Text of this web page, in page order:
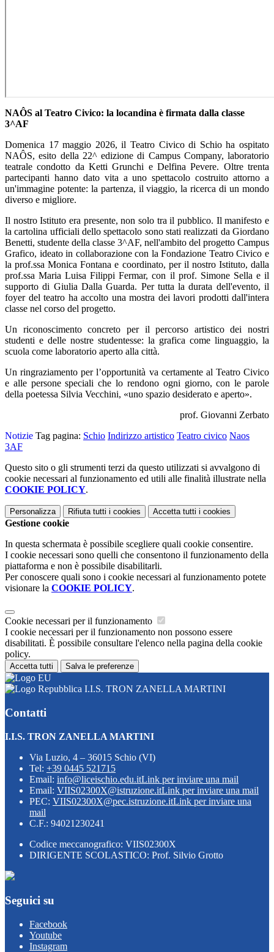
NAÔS al Teatro Civico: la locandina è firmata dalla classe
3^AF
Domenica 17 maggio 2026, il Teatro Civico di Schio ha ospitato
NAÔS, esito della 22^ edizione di Campus Company, laboratorio
teatrale condotto da Ketti Grunchi e Delfina Pevere. Oltre trenta
partecipanti hanno dato vita a uno spettacolo costruito attorno a
un'immagine potente: la partenza, il viaggio, la ricerca di un mondo
diverso e migliore.
Il nostro Istituto era presente, non solo tra il pubblico. Il manifesto e
la cartolina ufficiali dello spettacolo sono stati realizzati da Giordano
Benetti, studente della classe 3^AF, nell'ambito del progetto Campus
Grafico, ideato in collaborazione con la Fondazione Teatro Civico e
la prof.ssa Monica Fontana e coordinato, per il nostro Istituto, dalla
prof.ssa Maria Luisa Filippi Fermar, con il prof. Simone Sella e il
supporto di Giulia Dalla Guarda. Per tutta la durata dell'evento, il
foyer del teatro ha accolto una mostra dei lavori prodotti dall'intera
classe nel corso del progetto.
Un riconoscimento concreto per il percorso artistico dei nostri
studenti e delle nostre studentesse: la grafica come linguaggio, la
scuola come laboratorio aperto alla città.
Un ringraziamento per l’opportunità va certamente al Teatro Civico
e alle persone speciali che lo rendono ogni giorno, con le parole
della poetessa Silvia Vecchini, «uno spazio desiderato e aperto».
prof. Giovanni Zerbato
Notizie Tag pagina: Schio Indirizzo artistico Teatro civico Naos
3AF
Questo sito o gli strumenti terzi da questo utilizzati si avvalgono di
cookie necessari al funzionamento ed utili alle finalità illustrate nella
COOKIE POLICY.
Personalizza Rifiuta tutti i cookies Accetta tutti i cookies
Gestione cookie
In questa schermata è possibile scegliere quali cookie consentire.
I cookie necessari sono quelli che consentono il funzionamento della
piattaforma e non è possibile disabilitarli.
Per conoscere quali sono i cookie necessari al funzionamento potete
visionare la COOKIE POLICY.
Cookie necessari per il funzionamento
I cookie necessari per il funzionamento non possono essere
disabilitati. È possibile consultare l'elenco nella pagina della cookie
policy.
Accetta tutti Salva le preferenze
I.I.S. TRON ZANELLA MARTINI
Contatti
I.I.S. TRON ZANELLA MARTINI
Via Luzio, 4 – 36015 Schio (VI)
Tel: +39 0445 521715
Email: info@liceischio.edu.itLink per inviare una mail
Email: VIIS02300X@istruzione.itLink per inviare una mail
PEC: VIIS02300X@pec.istruzione.itLink per inviare una
mail
C.F.: 94021230241
Codice meccanografico: VIIS02300X
DIRIGENTE SCOLASTICO: Prof. Silvio Grotto
Seguici su
Facebook
Youtube
Instagram